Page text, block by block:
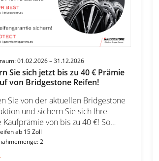
01.02.2026 – 31.12.2026
Sie sich jetzt bis zu 40 € Prämie
von Bridgestone Reifen!
Sie von der aktuellen Bridgestone
und sichern Sie sich Ihre
von bis zu 40 €! So
Kaufen Sie mindestens 2
Reifen ab 15 Zoll im
Handel. Registrieren Sie Ihren
ab 15 Zoll
2